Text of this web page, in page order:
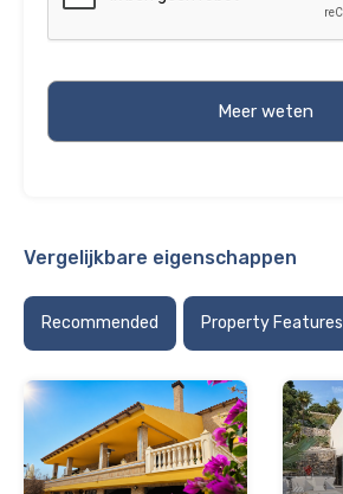
Vergelijkbare eigenschappen
Recommended Property Features